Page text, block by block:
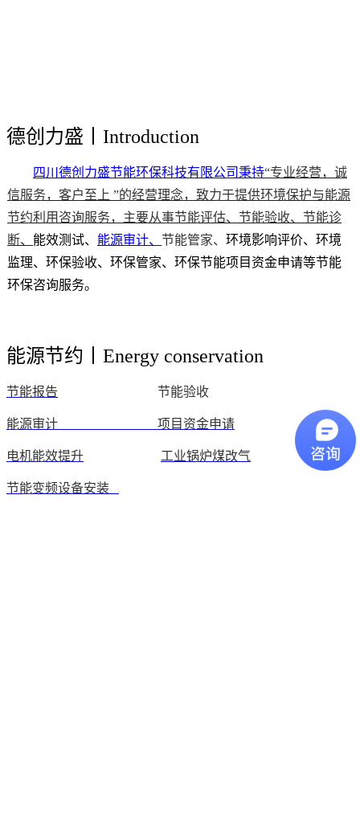
德创力盛丨Introduction
四川德创力盛节能环保科技有限公司秉持“专业经营，诚
信服务，客户至上 ”的经营理念，致力于提供环境保护与能源
节约利用咨询服务，主要从事节能评估、节能验收、 节能诊
断、 能效测试、 能源审计、 节能管家、 环境影响评价、环境
监理、环保验收、环保管家、环保节能项目资金申请等节能
环保咨询服务。
能源节约丨Energy conservation
节能报告 节能验收
能源审计 项目资金申请
电机能效提升 工业锅炉煤改气
节能变频设备安装